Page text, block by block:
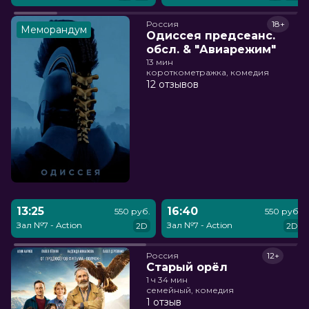
Меморандум Россия
Одиссея предсеанс.
обсл. & "Авиарежим"
18+
13 мин
короткометражка, комедия
12 отзывов
13:25
Зал №7 - Action
550 руб.
2D
16:40
Зал №7 - Action
550 руб.
2D
Россия
Старый орёл
12+
1 ч 34 мин
семейный, комедия
1 отзыв